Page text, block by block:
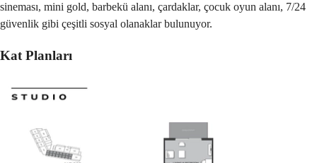
sineması, mini gold, barbekü alanı, çardaklar, çocuk oyun alanı, 7/24
güvenlik gibi çeşitli sosyal olanaklar bulunuyor.
Kat Planları